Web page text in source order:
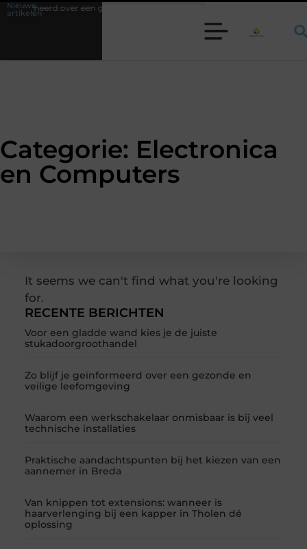
Nieuwe
artikelenover een gezonde en veilige leefomgeving
Categorie: Electronica
en Computers
RECENTE BERICHTEN
Voor een gladde wand kies je de juiste
stukadoorgroothandel
Zo blijf je geïnformeerd over een gezonde en
veilige leefomgeving
Waarom een werkschakelaar onmisbaar is bij veel
technische installaties
Praktische aandachtspunten bij het kiezen van een
aannemer in Breda
Van knippen tot extensions: wanneer is
haarverlenging bij een kapper in Tholen dé
oplossing
It seems we can't find what you're looking
for.